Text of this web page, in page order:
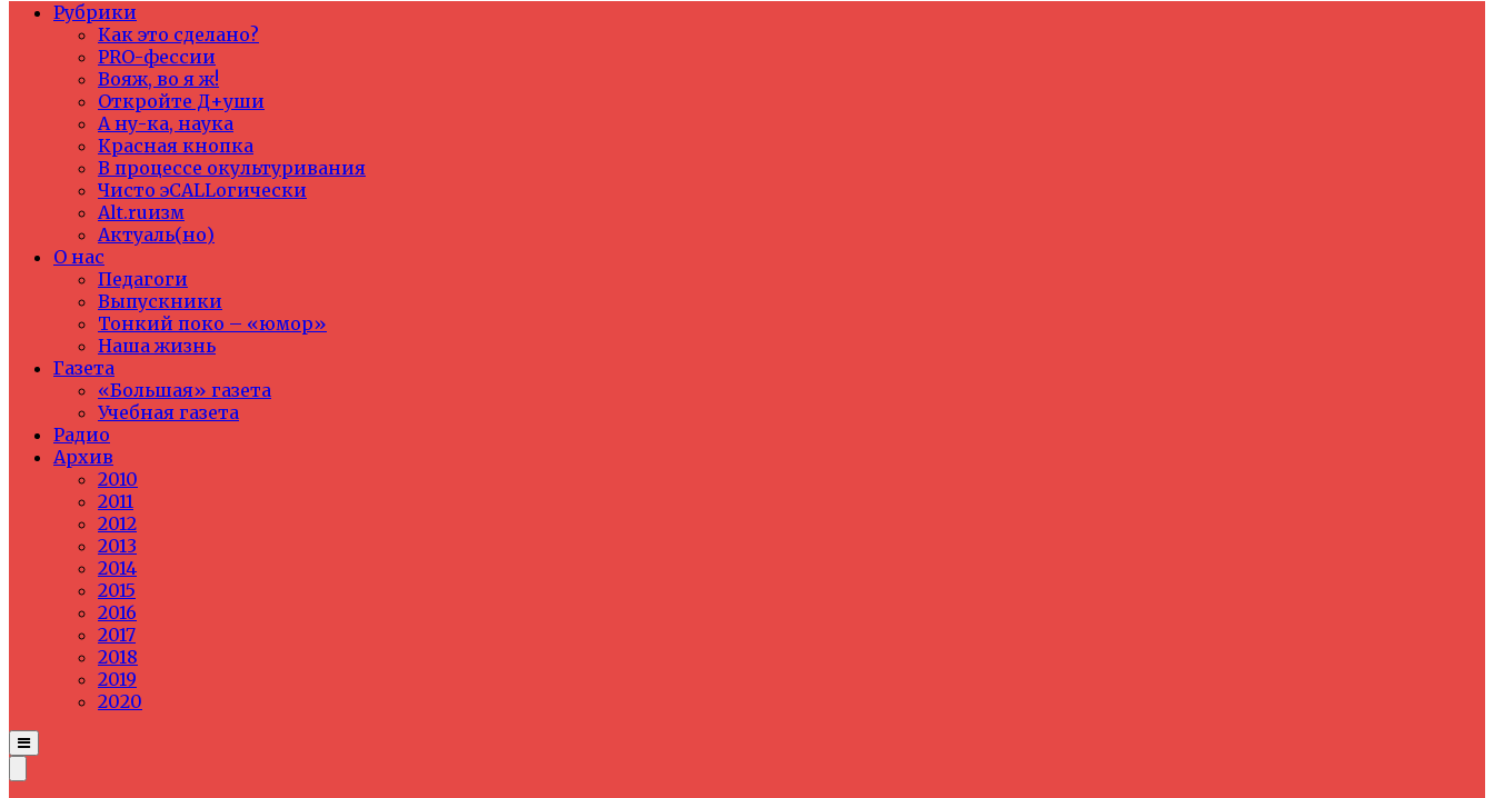
Рубрики
Как это сделано?
PRO-фессии
Вояж, во я ж!
Откройте Д+уши
А ну-ка, наука
Красная кнопка
В процессе окультуривания
Чисто эCALLогически
Alt.ruизм
Актуаль(но)
О нас
Педагоги
Выпускники
Тонкий поко – «юмор»
Наша жизнь
Газета
«Большая» газета
Учебная газета
Радио
Архив
2010
2011
2012
2013
2014
2015
2016
2017
2018
2019
2020